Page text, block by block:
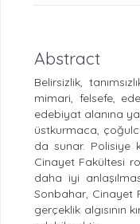
Abstract
Belirsizlik,
mimari, felsefe,
edebiyat alanına
üstkurmaca,
da sunar. Polisiye
Cinayet Fakültesi
daha iyi
Sonbahar, Cinayet
gerçeklik algısının